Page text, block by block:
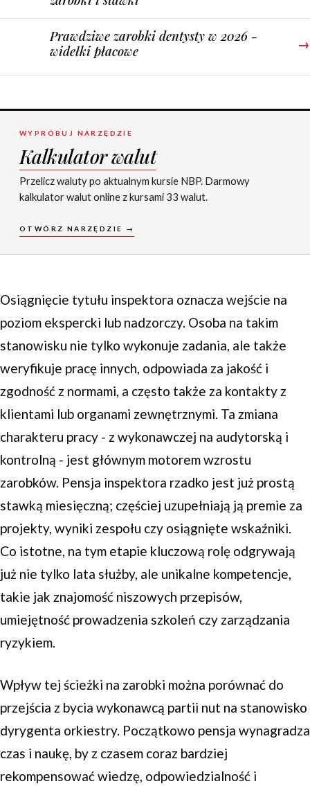
Prawdziwe zarobki dentysty w 2026 -
widełki płacowe
→
WYPRÓBUJ NARZĘDZIE
Kalkulator walut
Przelicz waluty po aktualnym kursie NBP. Darmowy
kalkulator walut online z kursami 33 walut.
OTWÓRZ NARZĘDZIE →
Osiągnięcie tytułu inspektora oznacza wejście na
poziom ekspercki lub nadzorczy. Osoba na takim
stanowisku nie tylko wykonuje zadania, ale także
weryfikuje pracę innych, odpowiada za jakość i
zgodność z normami, a często także za kontakty z
klientami lub organami zewnętrznymi. Ta zmiana
charakteru pracy - z wykonawczej na audytorską i
kontrolną - jest głównym motorem wzrostu
zarobków. Pensja inspektora rzadko jest już prostą
stawką miesięczną; częściej uzupełniają ją premie za
projekty, wyniki zespołu czy osiągnięte wskaźniki.
Co istotne, na tym etapie kluczową rolę odgrywają
już nie tylko lata służby, ale unikalne kompetencje,
takie jak znajomość niszowych przepisów,
umiejętność prowadzenia szkoleń czy zarządzania
ryzykiem.
Wpływ tej ścieżki na zarobki można porównać do
przejścia z bycia wykonawcą partii nut na stanowisko
dyrygenta orkiestry. Początkowo pensja wynagradza
czas i naukę, by z czasem coraz bardziej
rekompensować wiedzę, odpowiedzialność i